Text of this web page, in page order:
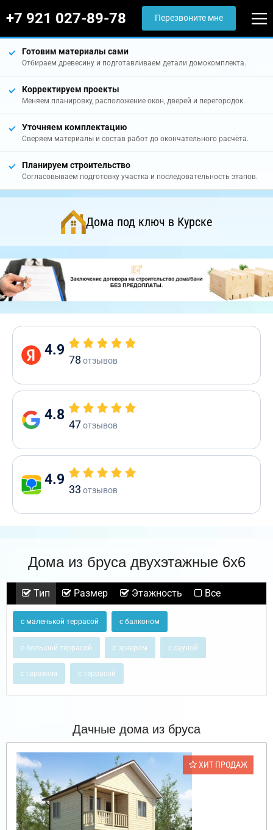
+7 921 027-89-78 Перезвоните мне
Готовим материалы сами
Отбираем древесину и подготавливаем детали домокомплекта.
Корректируем проекты
Меняем планировку, расположение окон, дверей и перегородок.
Уточняем комплектацию
Сверяем материалы и состав работ до окончательного расчёта.
Планируем строительство
Согласовываем подготовку участка и последовательность этапов.
Дома под ключ в Курске
4.9
78 отзывов
4.8
47отзывов
4.9
33 отзывов
Дома из бруса двухэтажные 6х6
Тип Размер Этажность Все
с маленькой террасой с балконом
с большой террасой с эркером с сауной
с гаражом с террасой
Дачные дома из бруса
ХИТ ПРОДАЖ